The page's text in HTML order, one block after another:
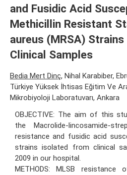
and Fusidic Acid
Methicillin Resistant
aureus (MRSA)
Clinical Samples
Bedia Mert Dinç, Nihal Karabiber,
Türkiye Yüksek İhtisas Eğitim Ve
Mikrobiyoloji Laboratuvarı, Ankara
OBJECTIVE: The aim of this
the Macrolide-lincosamide-
resistance and fusidic acid
strains isolated from clinical
2009 in our hospital.
METHODS: MLSB